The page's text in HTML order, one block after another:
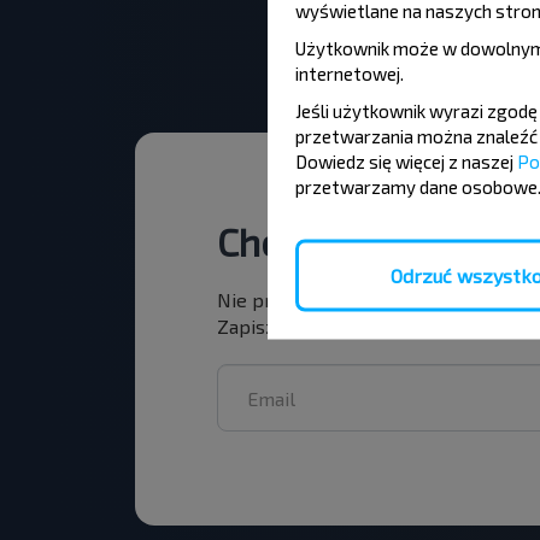
Chcesz
Nie przegap promocji, zniżek i
Zapisz się do newslettera i podróżuj
wyświetlane na naszych
Użytkownik może w
internetowej
Jeśli użytkownik wyrazi
przetwarzania można znaleźć
Dowiedz się więcej z naszej
przetwarzamy dane osobowe.
Odrzuć